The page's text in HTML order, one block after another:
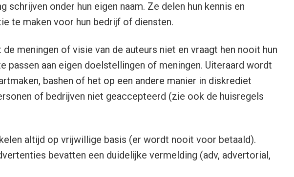
schrijven onder hun eigen naam. Ze delen hun kennis en
te maken voor hun bedrijf of diensten.
meningen of visie van de auteurs niet en vraagt hen nooit hun
passen aan eigen doelstellingen of meningen. Uiteraard wordt
bashen of het op een andere manier in diskrediet
of bedrijven niet geaccepteerd (zie ook de huisregels
altijd op vrijwillige basis (er wordt nooit voor betaald).
bevatten een duidelijke vermelding (adv, advertorial,